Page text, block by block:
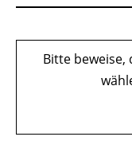
Bitte beweise,